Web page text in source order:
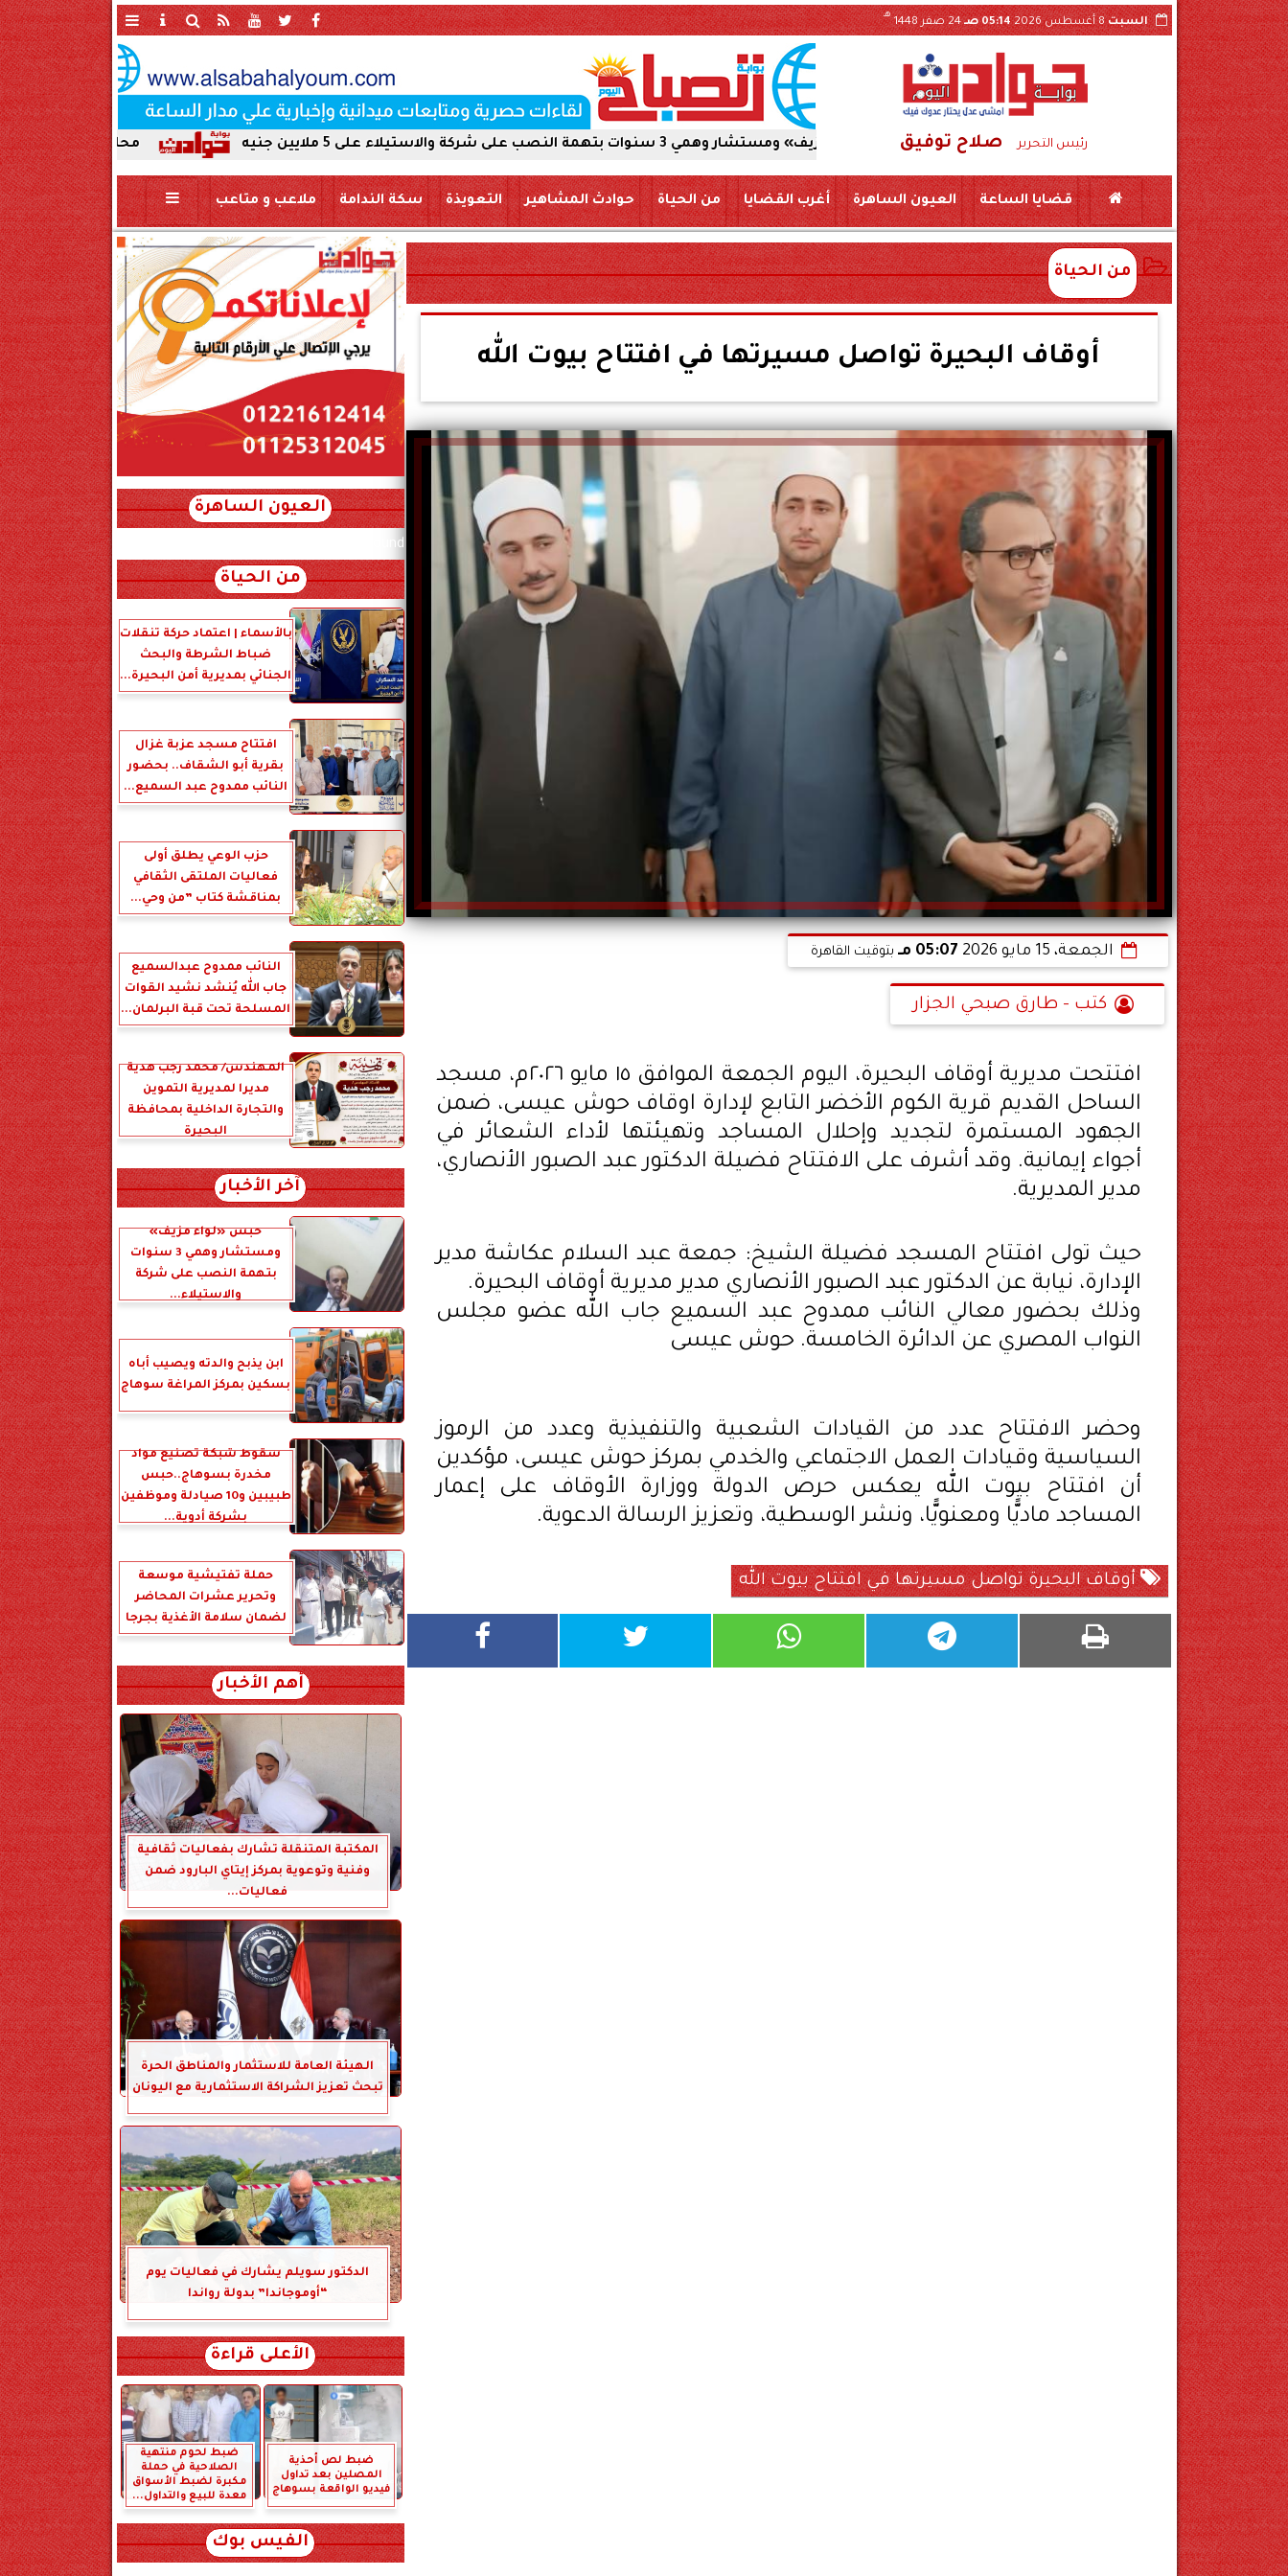
السبت8 أغسطس 2026 05:14 صـ 24 صفر 1448
هـ
رئيس التحرير صلاح توفيق محافظ سوهاج يحيل واقعة ردم حبس «لواء مزيف» ومستشار وهمي 3 سنوات بتهمة النصب على شركة والاستيلاء على 5 ملايين جنيه بسكين بمركز المراغة سوهاج
قضايا الساعة العيون الساهرة أغرب القضايا من الحياة حوادث المشاهير التعويذة سكة الندامة ملاعب و متاعب
من الحياة
أوقاف البحيرة تواصل مسيرتها في افتتاح بيوت الله
الجمعة، 15 مايو 2026 05:07 مـ بتوقيت القاهرة
كتب - طارق صبحي الجزار
افتتحت مديرية أوقاف البحيرة، اليوم الجمعة الموافق ١٥ مايو ٢٠٢٦م، مسجد
الساحل القديم قرية الكوم الأخضر التابع لإدارة اوقاف حوش عيسى، ضمن
الجهود المستمرة لتجديد وإحلال المساجد وتهيئتها لأداء الشعائر في
أجواء إيمانية. وقد أشرف على الافتتاح فضيلة الدكتور عبد الصبور الأنصاري،
مدير المديرية.
حيث تولى افتتاح المسجد فضيلة الشيخ: جمعة عبد السلام عكاشة مدير
الإدارة، نيابة عن الدكتور عبد الصبور الأنصاري مدير مديرية أوقاف البحيرة.
وذلك بحضور معالي النائب ممدوح عبد السميع جاب الله عضو مجلس
النواب المصري عن الدائرة الخامسة. حوش عيسى
وحضر الافتتاح عدد من القيادات الشعبية والتنفيذية وعدد من الرموز
السياسية وقيادات العمل الاجتماعي والخدمي بمركز حوش عيسى، مؤكدين
أن افتتاح بيوت الله يعكس حرص الدولة ووزارة الأوقاف على إعمار
المساجد ماديًّا ومعنويًّا، ونشر الوسطية، وتعزيز الرسالة الدعوية.
أوقاف البحيرة تواصل مسيرتها في افتتاح بيوت الله
العيون الساهرة
xml_json/rss/~12.xml x0n not found
من الحياة
بالأسماء | اعتماد حركة تنقلات
ضباط الشرطة والبحث
الجنائي بمديرية أمن البحيرة...
افتتاح مسجد عزبة غزال
بقرية أبو الشقاف.. بحضور
النائب ممدوح عبد السميع...
حزب الوعي يطلق أولى
فعاليات الملتقى الثقافي
بمناقشة كتاب ”من وحي...
النائب ممدوح عبدالسميع
جاب الله يُنشد نشيد القوات
المسلحة تحت قبة البرلمان...
المهندس/ محمد رجب هدية
مديرا لمديرية التموين
والتجارة الداخلية بمحافظة
البحيرة
آخر الأخبار
حبس «لواء مزيف»
ومستشار وهمي 3 سنوات
بتهمة النصب على شركة
والاستيلاء...
ابن يذبح والدته ويصيب أباه
بسكين بمركز المراغة سوهاج
سقوط شبكة تصنيع مواد
مخدرة بسوهاج..حبس
طبيبين و10 صيادلة وموظفين
بشركة أدوية...
حملة تفتيشية موسعة
وتحرير عشرات المحاضر
لضمان سلامة الأغذية بجرجا
أهم الأخبار
المكتبة المتنقلة تشارك بفعاليات ثقافية
وفنية وتوعوية بمركز إيتاي البارود ضمن
فعاليات...
الهيئة العامة للاستثمار والمناطق الحرة
تبحث تعزيز الشراكة الاستثمارية مع اليونان
الدكتور سويلم يشارك في فعاليات يوم
“أوموجاندا” بدولة رواندا
الأعلى قراءة
ضبط لص أحذية
المصلين بعد تداول
فيديو الواقعة بسوهاج
ضبط لحوم منتهية
الصلاحية في حملة
مكبرة لضبط الأسواق
معدة للبيع والتداول...
الفيس بوك